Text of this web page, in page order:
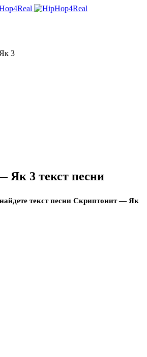
3
Як 3 текст песни
текст песни Скриптонит — Як